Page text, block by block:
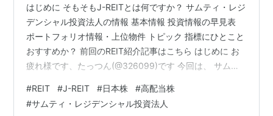
はじめに そもそもJ-REITとは何ですか？ サムティ・レジ
デンシャル投資法人の情報 基本情報 投資情報の早見表
ポートフォリオ情報・上位物件 トピック 指標にひとこと
おすすめか？ 前回のREIT紹介記事はこちら はじめに お
疲れ様です、たっつん(@326099)です 今回は、 サムテ
と思います。 本ブログに目を通して頂くにあたり、主観
による感想も含むことを御理解の上、最終的な証券の売
#REIT #J-REIT #日本株 #高配当株
#サムティ・レジデンシャル投資法人